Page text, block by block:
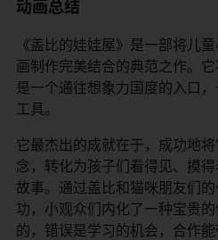
动画总结
《盖比的娃娃屋》是一部将儿
画制作完美结合的典范之作。
是一个通往想象力国度的入口
工具。
它最杰出的成就在于，成功地
念，转化为孩子们看得见、摸
故事。通过盖比和猫咪朋友们
功，小观众们内化了一种宝贵
的，错误是学习的机会，合作能